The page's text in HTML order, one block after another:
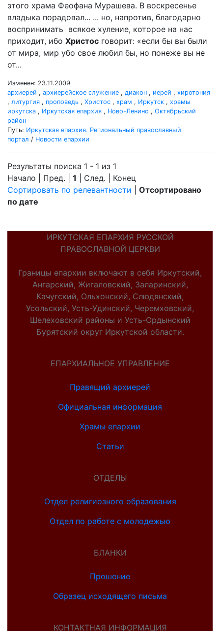
этого храма Феофана Мурашева. В воскресенье
владыка порадовал... ... но, напротив, благодарно
воспринимать всякое хуление, которое на нас
приходит, ибо Христос говорит: «если бы вы были
от мира, мир убо свое любил бы, но понеже вы не
от...
Изменен: 23.11.2009
архиерей , архиерейское служение , диакон , иерей , хиротония
, литургия , проповедь , Христос , храм , Иркутск , храмы
иркутска , Иркутская епархия , Ново-Ленино , Октябрьский
район
Путь: Иркутская епархия. Региональный православный
портал / Новости епархии
Результаты поиска 1 - 1 из 1
Начало | Пред. | 1 | След. | Конец
Сортировать по релевантности
Отсортировано
по дате
ИРКУТСКАЯ ЕПАРХИЯ РУССКОЙ
ПРАВОСЛАВНОЙ ЦЕРКВИ
Границы епархии включают в себя Иркутский,
Ангарский, Жигаловский, Заларинский,
Качугский, Ольхонский, Слюдянский,
Усольский, Усть-Удинский, Черемховский,
Шелеховский районы и Усть-Ордынский
Бурятский округ Иркутской области.
ЕПАРХИАЛЬНОЕ УПРАВЛЕНИЕ
Правящий архиерей
Официальная информация
Храмы епархии
Статьи
ОТДЕЛЫ
Отдел религиозного образования
Отдел по работе с молодежью
БЛАНКИ
Прошение
Образец исходящего письма
КОНТАКТНАЯ ИНФОРМАЦИЯ